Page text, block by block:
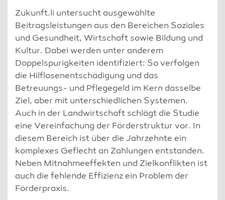
Zukunft.li untersucht ausgewählte
Beitragsleistungen aus den Bereichen Soziales
und Gesundheit, Wirtschaft sowie Bildung und
Kultur. Dabei werden unter anderem
Doppelspurigkeiten identifiziert: So verfolgen
die Hilflosenentschädigung und das
Betreuungs- und Pflegegeld im Kern dasselbe
Ziel, aber mit unterschiedlichen Systemen.
Auch in der Landwirtschaft schlägt die Studie
eine Vereinfachung der Förderstruktur vor. In
diesem Bereich ist über die Jahrzehnte ein
komplexes Geflecht an Zahlungen entstanden.
Neben Mitnahmeeffekten und Zielkonflikten ist
auch die fehlende Effizienz ein Problem der
Förderpraxis.